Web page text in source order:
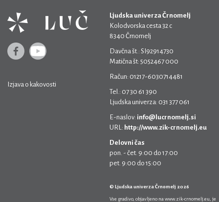
Izjava o kakovosti
Ljudska univerza Črnomelj
Kolodvorska cesta 32 c
8340 Črnomelj
Davčna št.: SI92914730
Matična št: 5052467 000
Račun: 01217-6030714481
Tel.: 07 30 61 390
Ljudska univerza: 031 377 061
E-naslov: info@lucrnomelj.si
URL: http://www.zik-crnomelj.eu
Delovni čas
pon. - čet. 9:00 do 17:00
pet. 9:00 do 15:00
© Ljudska univerza Črnomelj 2026
Vse gradivo, objavljeno na www.zik-crnomelj.eu , je